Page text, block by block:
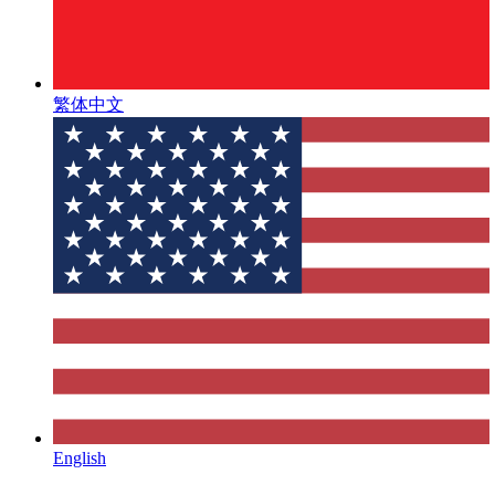
繁体中文
English